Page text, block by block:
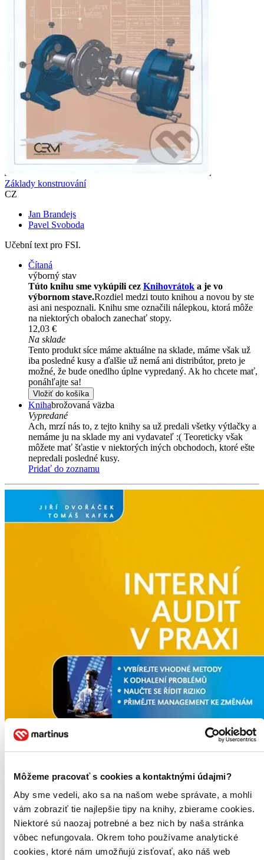
Môžeme pracovať s cookies a kontaktnými údajmi?
Aby sme vedeli, ako sa na našom webe správate, a mohli
vám zobraziť tie najlepšie tipy na knihy, zbierame cookies.
Niektoré sú naozaj potrebné a bez nich by naša stránka
vôbec nefungovala. Okrem toho používame analytické
cookies, ktoré nám umožňujú zisťovať, ako náš web
Základy konstruování
CZ
Jan Brandejs
Pavel Svoboda
Učební text pro FSI.
Čítaná
výborný stav
Túto knihu sme vykúpili cez Knihovrátok a je vo
výbornom stave.Rozdiel medzi touto knihou a novou by ste
asi ani nespoznali. Knihu sme označili nálepkou, ktorá môže
na niektorých obaloch zanechať stopy.
12,03 €
Na sklade
Tento produkt síce máme aktuálne na sklade, máme však už
iba posledné kusy a ďalšie už nemá ani distribútor, preto je
možné, že bude onedlho úplne vypredaný. Ak ho chcete mať,
ponáhľajte sa!
Vložiť do košíka
Knihabrožovaná väzba
Vypredané
Ach, mrzí nás to, z tejto knihy sa už predali všetky výtlačky a
nemáme ju na sklade my ani vydavateľ :( Teoreticky však
môžete mať šťastie v niektorých iných obchodoch, ktoré ešte
nepredali posledné kusy.
Pridať do zoznamu
Interní audit v praxi